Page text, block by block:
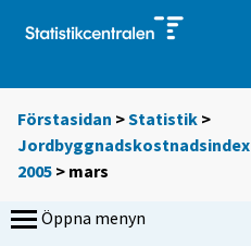
Förstasidan >Statistik >
Jordbyggnadskostnadsindex
2005 > mars
Öppna menyn